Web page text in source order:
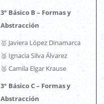
3° Básico B – Formas y
Abstracción
🥇 Javiera López Dinamarca
🥈 Ignacia Silva Álvarez
🥉 Camila Elgar Krause
3° Básico C – Formas y
Abstracción